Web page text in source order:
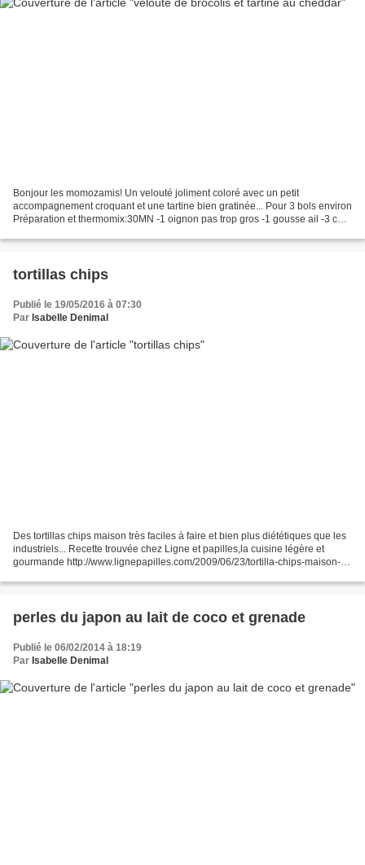
Bonjour les momozamis! Un velouté joliment coloré avec un petit
accompagnement croquant et une tartine bien gratinée... Pour 3 bols environ
Préparation et thermomix:30MN -1 oignon pas trop gros -1 gousse ail -3 càs
tortillas chips
Publié le 19/05/2016 à 07:30
Par Isabelle Denimal
Des tortillas chips maison très faciles à faire et bien plus diététiques que les
industriels... Recette trouvée chez Ligne et papilles,la cuisine légère et
gourmande http://www.lignepapilles.com/2009/06/23/tortilla-chips-maison-
perles du japon au lait de coco et grenade
Publié le 06/02/2014 à 18:19
Par Isabelle Denimal